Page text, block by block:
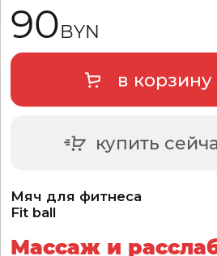
Мяч для фитнеса
Fit ball
Массаж и
90BYN
в корзину
купить